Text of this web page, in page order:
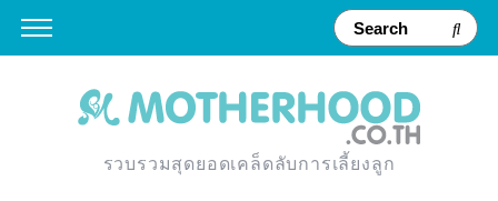
รวบรวมสุดยอดเคล็ดลับการเลี้ยงลูก